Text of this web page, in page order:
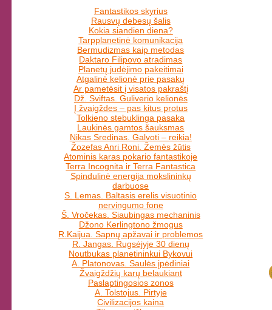
Fantastikos skyrius
Rausvų debesų šalis
Kokia siandien diena?
Tarpplanetinė komunikacija
Bermudizmas kaip metodas
Daktaro Filipovo atradimas
Planetų judėjimo pakeitimai
Atgalinė kelionė prie pasakų
Ar pametėsit į visatos pakraštį
Dž. Sviftas. Guliverio kelionės
Į žvaigždes – pas kitus protus
Tolkieno stebuklinga pasaka
Laukinės gamtos šauksmas
Nikas Sredinas. Galvoti – reikia!
Žozefas Anri Roni. Žemės žūtis
Atominis karas pokario fantastikoje
Terra Incognita ir Terra Fantastica
Spindulinė energija mokslininkų
darbuose
S. Lemas. Baltasis erelis visuotinio
nervingumo fone
Š. Vročekas. Siaubingas mechaninis
Džono Kerlingtono žmogus
R.Kaijua. Sapnų apžavai ir problemos
R. Jangas. Rugsėjyje 30 dienų
Noutbukas planetininkui Bykovui
A. Platonovas. Saulės įpėdiniai
Žvaigždžių karų belaukiant
Paslaptingosios zonos
A. Tolstojus. Pirtyje
Civilizacijos kaina